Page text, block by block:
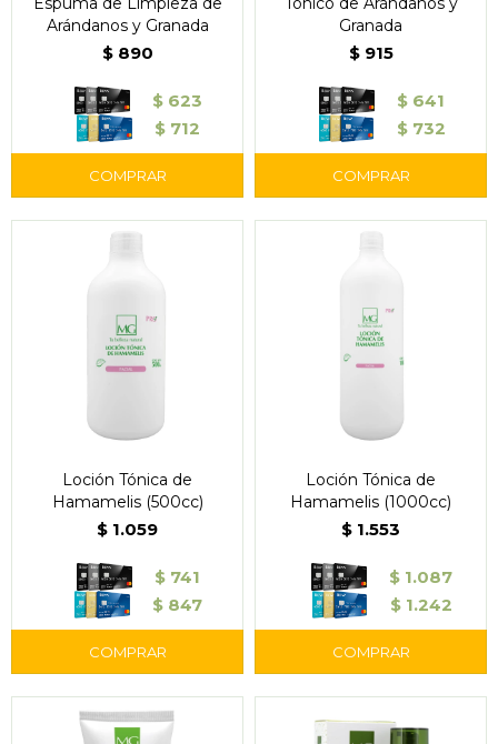
Arándanos y Granada
$ 890
$ 623
$ 712
Granada
$ 915
$ 641
$ 732
Loción Tónica de
Hamamelis (500cc)
$ 1.059
$ 741
$ 847
Loción Tónica de
Hamamelis (1000cc)
$ 1.553
$ 1.087
$ 1.242